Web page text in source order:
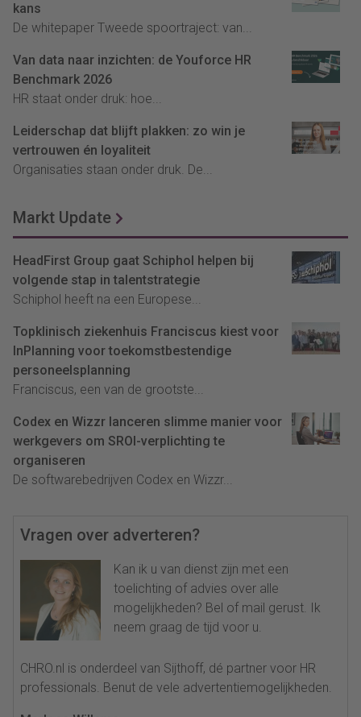
kans
De whitepaper Tweede spoortraject: van...
Van data naar inzichten: de Youforce HR
Benchmark 2026
HR staat onder druk: hoe...
Leiderschap dat blijft plakken: zo win je
vertrouwen én loyaliteit
Organisaties staan onder druk. De...
Markt Update
HeadFirst Group gaat Schiphol helpen bij
volgende stap in talentstrategie
Schiphol heeft na een Europese...
Topklinisch ziekenhuis Franciscus kiest voor
InPlanning voor toekomstbestendige
personeelsplanning
Franciscus, een van de grootste...
Codex en Wizzr lanceren slimme manier voor
werkgevers om SROI-verplichting te
organiseren
De softwarebedrijven Codex en Wizzr...
Vragen over adverteren?
Kan ik u van dienst zijn met een
toelichting of advies over alle
mogelijkheden? Bel of mail gerust. Ik
neem graag de tijd voor u.
CHRO.nl is onderdeel van Sijthoff, dé partner voor HR
professionals. Benut de vele advertentiemogelijkheden.